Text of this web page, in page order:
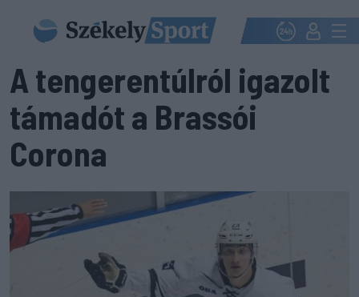
A tengerentúlról igazolt
támadót a Brassói
Corona